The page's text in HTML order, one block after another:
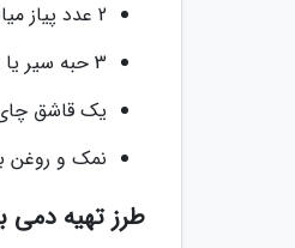
2 عدد پیاز میانه
3 حبه سیر یا 5 شاخه سیر تازه
یک قاشق
نمک و روغن
طرز تهیه دمی